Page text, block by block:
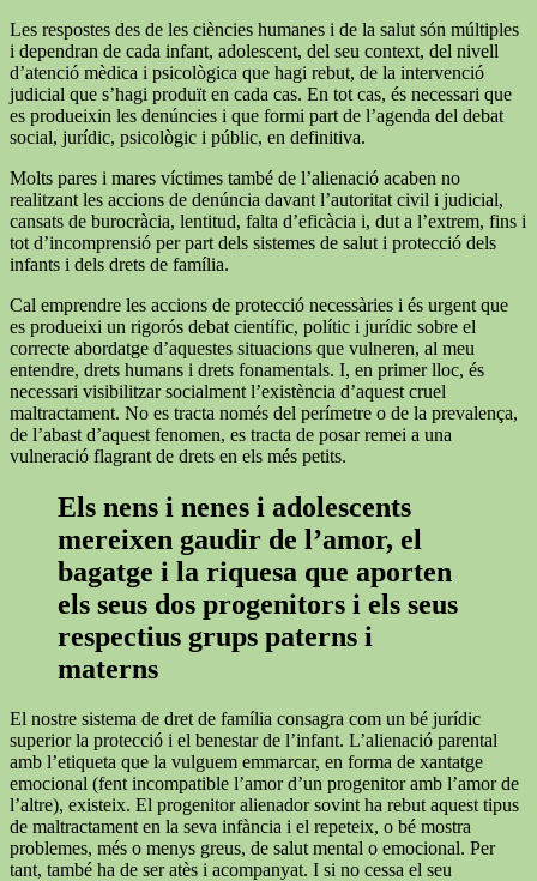
Les respostes des de les ciències humanes i de la salut són múltiples
i dependran de cada infant, adolescent, del seu context, del nivell
d’atenció mèdica i psicològica que hagi rebut, de la intervenció
judicial que s’hagi produït en cada cas. En tot cas, és necessari que
es produeixin les denúncies i que formi part de l’agenda del debat
social, jurídic, psicològic i públic, en definitiva.
Molts pares i mares víctimes també de l’alienació acaben no
realitzant les accions de denúncia davant l’autoritat civil i judicial,
cansats de burocràcia, lentitud, falta d’eficàcia i, dut a l’extrem, fins i
tot d’incomprensió per part dels sistemes de salut i protecció dels
infants i dels drets de família.
Cal emprendre les accions de protecció necessàries i és urgent que
es produeixi un rigorós debat científic, polític i jurídic sobre el
correcte abordatge d’aquestes situacions que vulneren, al meu
entendre, drets humans i drets fonamentals. I, en primer lloc, és
necessari visibilitzar socialment l’existència d’aquest cruel
maltractament. No es tracta només del perímetre o de la prevalença,
de l’abast d’aquest fenomen, es tracta de posar remei a una
vulneració flagrant de drets en els més petits.
Els nens i nenes i adolescents
mereixen gaudir de l’amor, el
bagatge i la riquesa que aporten
els seus dos progenitors i els seus
respectius grups paterns i
materns
El nostre sistema de dret de família consagra com un bé jurídic
superior la protecció i el benestar de l’infant. L’alienació parental
amb l’etiqueta que la vulguem emmarcar, en forma de xantatge
emocional (fent incompatible l’amor d’un progenitor amb l’amor de
l’altre), existeix. El progenitor alienador sovint ha rebut aquest tipus
de maltractament en la seva infància i el repeteix, o bé mostra
problemes, més o menys greus, de salut mental o emocional. Per
tant, també ha de ser atès i acompanyat. I si no cessa el seu